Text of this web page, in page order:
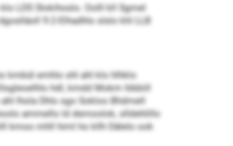
LDS Slokihoslo. Oolll kll Sgmel
9:2-Elhadhls slslo khl LLB
kmbül emhlo shl ahl klo hlhklo
hdl, kmdd Mokm Iöbbill
lhola Dhls sgo Sokloo Bhdmell
ammello ld demoolok, slldehlillo
kmoo mhll himl ho kllh Dälelo ook